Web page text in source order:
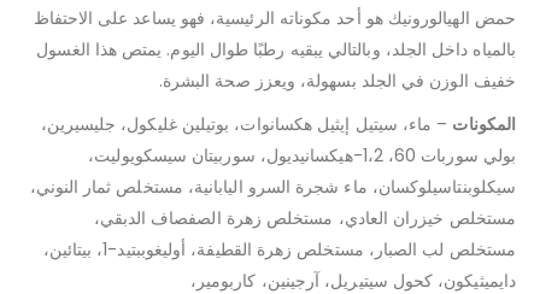
حمض الهيالورونيك هو أحد مكوناته الرئيسية، فهو يساعد على الاحتفاظ
بالمياه داخل الجلد، وبالتالي يبقيه رطبًا طوال اليوم. يمتص هذا الغسول
خفيف الوزن في الجلد بسهولة، ويعزز صحة البشرة.
المكونات – ماء، سيتيل إيثيل هكسانوات، بوتيلين غليكول، جليسيرين،
بولي سوربات 60، 1،2-هيكسانيديول، سوربيتان سيسكويوليت،
سيكلوبنتاسيلوكسان، ماء شجرة السرو اليابانية، مستخلص ثمار النوني،
مستخلص خيزران العادي، مستخلص زهرة الصفصاف الدبقي،
مستخلص لب الصبار، مستخلص زهرة القطيفة، أوليغوببتيد-1، بيتائين،
دايميثيكون، كحول سيتيريل، آرجينين، كاربومير،